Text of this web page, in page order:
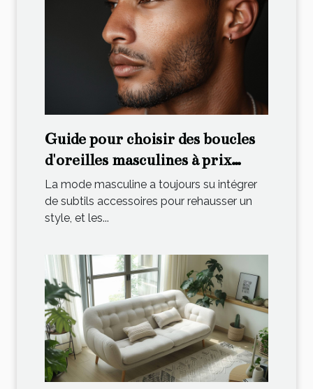
Guide pour choisir des boucles
d'oreilles masculines à prix
abordable
La mode masculine a toujours su intégrer
de subtils accessoires pour rehausser un
style, et les...